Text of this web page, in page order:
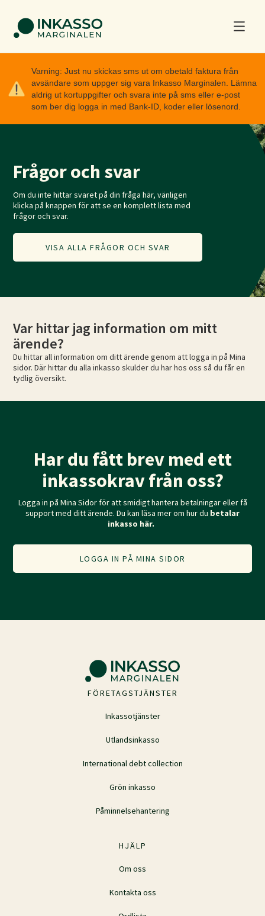
Varning: Just nu skickas sms ut om obetald faktura från
avsändare som uppger sig vara Inkasso Marginalen. Lämna
aldrig ut kortuppgifter och svara inte på sms eller e-post
som ber dig logga in med Bank-ID, koder eller lösenord.
Frågor och svar
Om du inte hittar svaret på din fråga här, vänligen
klicka på knappen för att se en komplett lista med
frågor och svar.
VISA ALLA FRÅGOR OCH SVAR
Var hittar jag information om mitt
ärende?
Du hittar all information om ditt ärende genom att logga in på Mina
sidor. Där hittar du alla inkasso skulder du har hos oss så du får en
tydlig översikt.
Har du fått brev med ett
inkassokrav från oss?
Logga in på Mina Sidor för att smidigt hantera betalningar eller få
support med ditt ärende. Du kan läsa mer om hur du betalar
inkasso här.
LOGGA IN PÅ MINA SIDOR
FÖRETAGSTJÄNSTER
Inkassotjänster
Utlandsinkasso
International debt collection
Grön inkasso
Påminnelsehantering
HJÄLP
Om oss
Kontakta oss